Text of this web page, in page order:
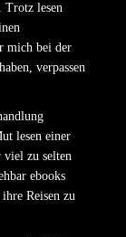
Trotz lesen
mich bei der
verpassen
lesen einer
viel zu selten
ebooks
Reisen zu